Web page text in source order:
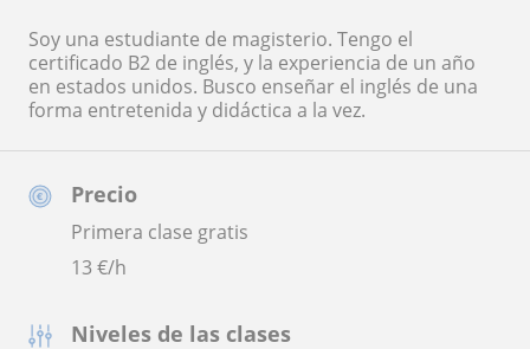
Precio
Primera clase gratis
13 €/h
Niveles de las clases
Soy una estudiante de magisterio. Tengo el
certificado B2 de inglés, y la experiencia de un año
en estados unidos. Busco enseñar el inglés de una
forma entretenida y didáctica a la vez.